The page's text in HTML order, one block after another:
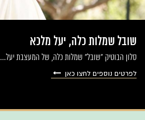
שובל שמלות כלה, יעל מלכא
סלון הבוטיק "שובל" שמלות כלה, של המעצבת יעל…
לפרטים נוספים לחצו כאן